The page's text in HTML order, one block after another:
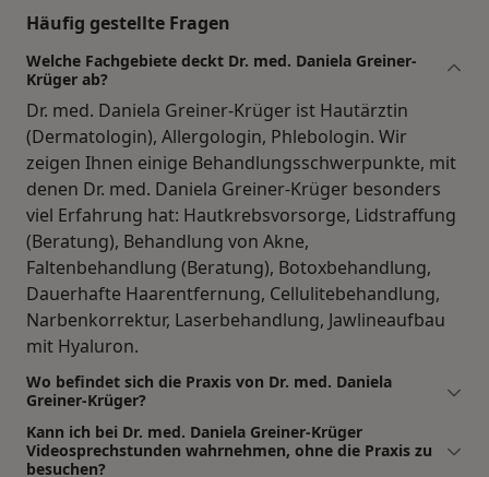
Häufig gestellte Fragen
Welche Fachgebiete deckt Dr. med. Daniela Greiner-
Krüger ab?
Dr. med. Daniela Greiner-Krüger ist Hautärztin
(Dermatologin), Allergologin, Phlebologin. Wir
zeigen Ihnen einige Behandlungsschwerpunkte, mit
denen Dr. med. Daniela Greiner-Krüger besonders
viel Erfahrung hat: Hautkrebsvorsorge, Lidstraffung
(Beratung), Behandlung von Akne,
Faltenbehandlung (Beratung), Botoxbehandlung,
Dauerhafte Haarentfernung, Cellulitebehandlung,
Narbenkorrektur, Laserbehandlung, Jawlineaufbau
mit Hyaluron.
Wo befindet sich die Praxis von Dr. med. Daniela
Greiner-Krüger?
Kann ich bei Dr. med. Daniela Greiner-Krüger
Videosprechstunden wahrnehmen, ohne die Praxis zu
besuchen?